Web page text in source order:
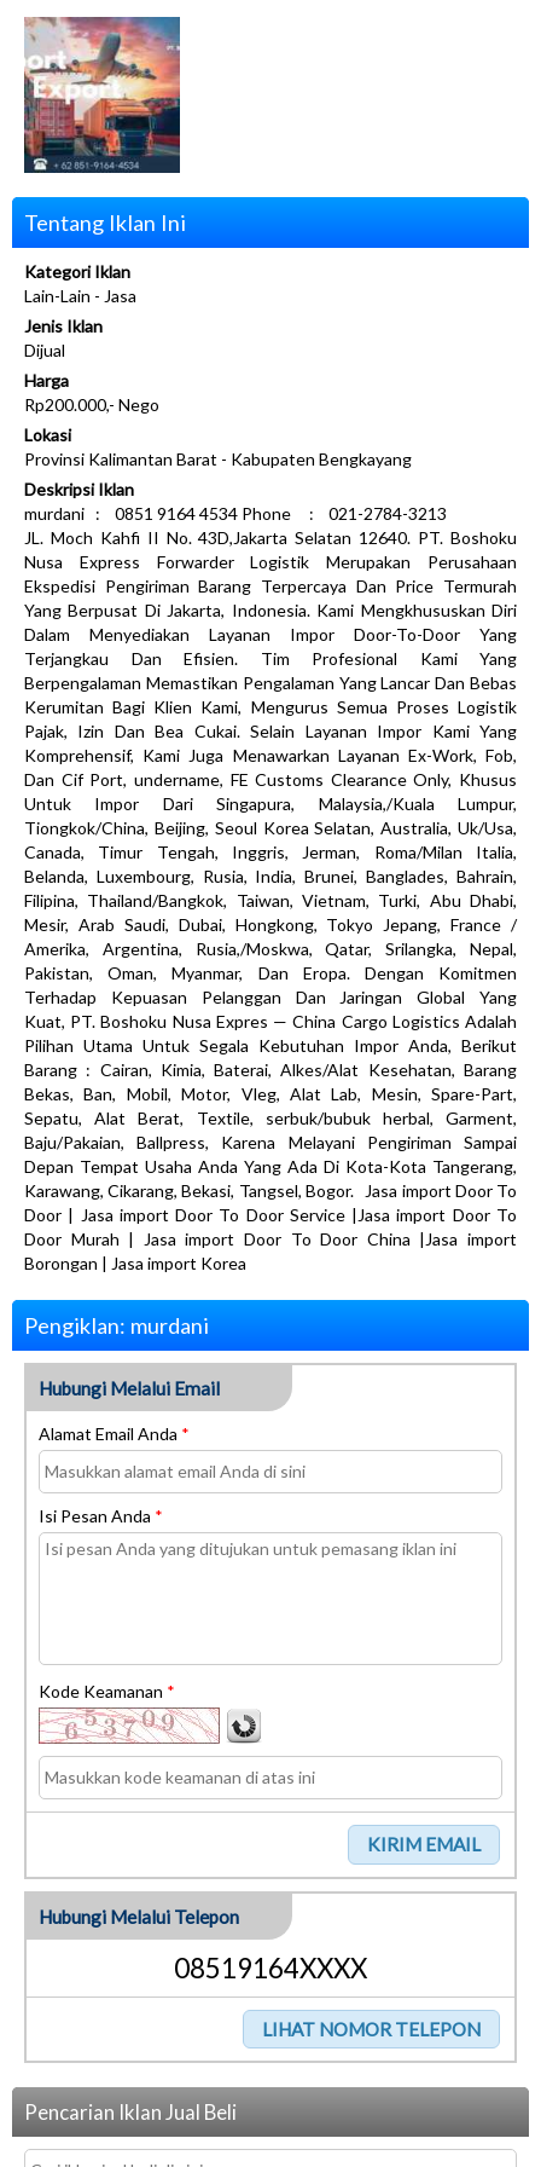
Tentang Iklan Ini
Kategori Iklan
Lain-Lain - Jasa
Jenis Iklan
Dijual
Harga
Rp200.000,- Nego
Lokasi
Provinsi Kalimantan Barat - Kabupaten Bengkayang
Deskripsi Iklan
murdani : 0851 9164 4534 Phone : 021-2784-3213
JL. Moch Kahfi II No. 43D,Jakarta Selatan 12640. PT. Boshoku
Nusa Express Forwarder Logistik Merupakan Perusahaan
Ekspedisi Pengiriman Barang Terpercaya Dan Price Termurah
Yang Berpusat Di Jakarta, Indonesia. Kami Mengkhususkan Diri
Dalam Menyediakan Layanan Impor Door-To-Door Yang
Terjangkau Dan Efisien. Tim Profesional Kami Yang
Berpengalaman Memastikan Pengalaman Yang Lancar Dan Bebas
Kerumitan Bagi Klien Kami, Mengurus Semua Proses Logistik
Pajak, Izin Dan Bea Cukai. Selain Layanan Impor Kami Yang
Komprehensif, Kami Juga Menawarkan Layanan Ex-Work, Fob,
Dan Cif Port, undername, FE Customs Clearance Only, Khusus
Untuk Impor Dari Singapura, Malaysia,/Kuala Lumpur,
Tiongkok/China, Beijing, Seoul Korea Selatan, Australia, Uk/Usa,
Canada, Timur Tengah, Inggris, Jerman, Roma/Milan Italia,
Belanda, Luxembourg, Rusia, India, Brunei, Banglades, Bahrain,
Filipina, Thailand/Bangkok, Taiwan, Vietnam, Turki, Abu Dhabi,
Mesir, Arab Saudi, Dubai, Hongkong, Tokyo Jepang, France /
Amerika, Argentina, Rusia,/Moskwa, Qatar, Srilangka, Nepal,
Pakistan, Oman, Myanmar, Dan Eropa. Dengan Komitmen
Terhadap Kepuasan Pelanggan Dan Jaringan Global Yang
Kuat, PT. Boshoku Nusa Expres — China Cargo Logistics Adalah
Pilihan Utama Untuk Segala Kebutuhan Impor Anda, Berikut
Barang : Cairan, Kimia, Baterai, Alkes/Alat Kesehatan, Barang
Bekas, Ban, Mobil, Motor, Vleg, Alat Lab, Mesin, Spare-Part,
Sepatu, Alat Berat, Textile, serbuk/bubuk herbal, Garment,
Baju/Pakaian, Ballpress, Karena Melayani Pengiriman Sampai
Depan Tempat Usaha Anda Yang Ada Di Kota-Kota Tangerang,
Karawang, Cikarang, Bekasi, Tangsel, Bogor. Jasa import Door To
Door | Jasa import Door To Door Service |Jasa import Door To
Door Murah | Jasa import Door To Door China |Jasa import
Borongan | Jasa import Korea
Pengiklan: murdani
Hubungi Melalui Email
Alamat Email Anda *
Isi Pesan Anda *
Kode Keamanan *
Hubungi Melalui Telepon
08519164XXXX
Pencarian Iklan Jual Beli